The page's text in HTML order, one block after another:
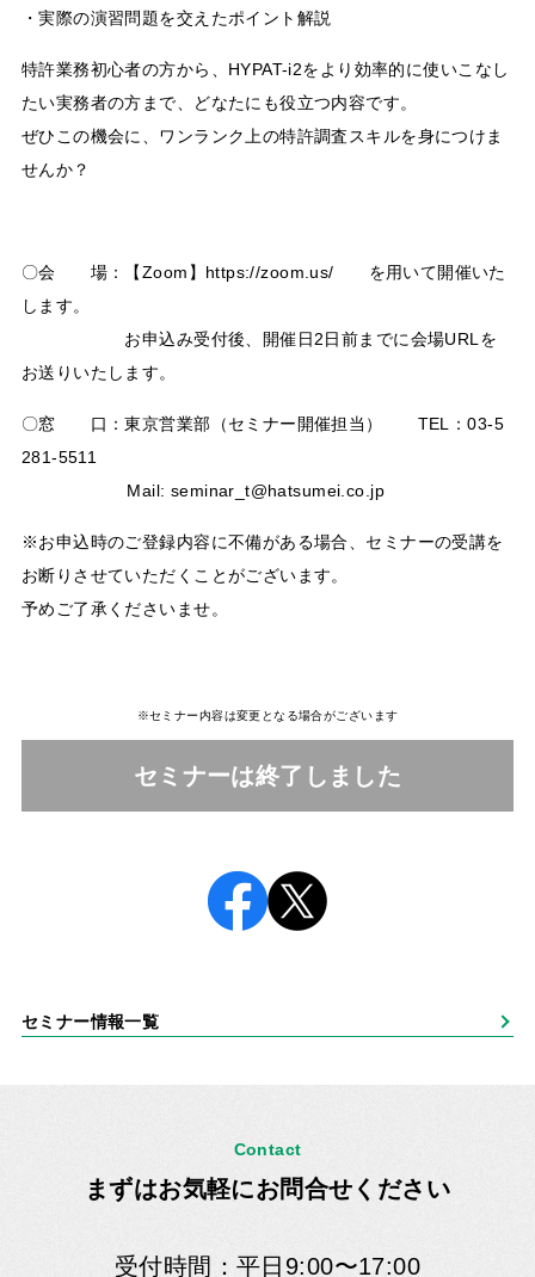
・実際の演習問題を交えたポイント解説
特許業務初心者の方から、HYPAT-i2をより効率的に使いこなし
たい実務者の方まで、どなたにも役立つ内容です。
ぜひこの機会に、ワンランク上の特許調査スキルを身につけま
せんか？
〇会 場：【Zoom】https://zoom.us/ を用いて開催いた
します。
お申込み受付後、開催日2日前までに会場URLを
お送りいたします。
〇窓 口：東京営業部（セミナー開催担当） TEL：03-5
281-5511
Mail: seminar_t@hatsumei.co.jp
※お申込時のご登録内容に不備がある場合、セミナーの受講を
お断りさせていただくことがございます。
予めご了承くださいませ。
※セミナー内容は変更となる場合がございます
セミナーは終了しました
セミナー情報一覧
Contact
まずはお気軽にお問合せください
受付時間：平日9:00〜17:00